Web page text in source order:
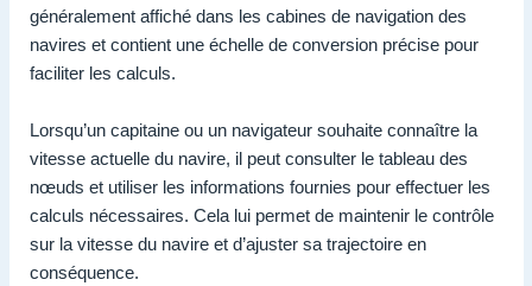
généralement affiché dans les cabines de navigation des
navires et contient une échelle de conversion précise pour
faciliter les calculs.
Lorsqu’un capitaine ou un navigateur souhaite connaître la
vitesse actuelle du navire, il peut consulter le tableau des
nœuds et utiliser les informations fournies pour effectuer les
calculs nécessaires. Cela lui permet de maintenir le contrôle
sur la vitesse du navire et d’ajuster sa trajectoire en
conséquence.